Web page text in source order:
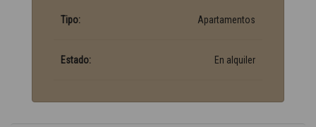
Tipo: Apartamentos
Estado: En alquiler